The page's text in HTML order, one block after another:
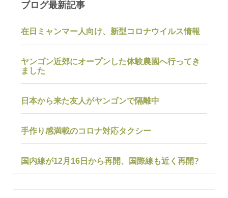
ブログ最新記事
在日ミャンマー人向け、新型コロナウイルス情報
ヤンゴン近郊にオープンした体験農園へ行ってき
ました
日本から来た友人がヤンゴンで隔離中
手作り感満載のコロナ対応タクシー
国内線が12月16日から再開、国際線も近く再開?